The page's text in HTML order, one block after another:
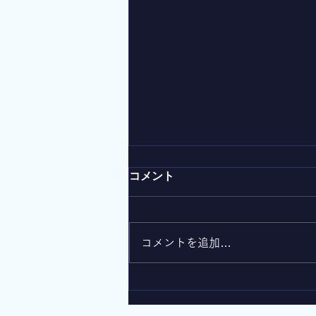
講演会 ６月22日開催決定!!
コメント
コメントを追加…